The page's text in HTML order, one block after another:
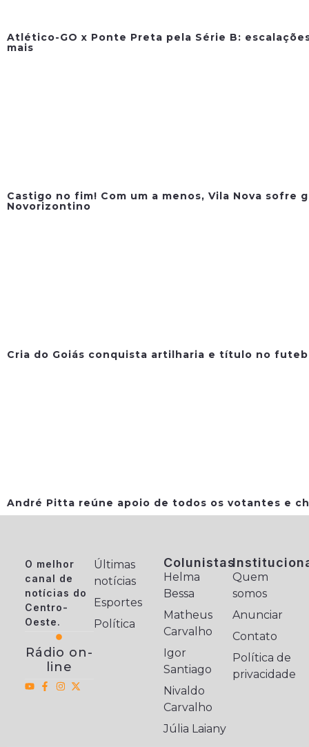
Atlético-GO x Ponte Preta pela Série B:
mais
Castigo no fim! Com um a menos, Vila Nova sofre
Novorizontino
Cria do Goiás conquista artilharia e título no
André Pitta reúne apoio de todos os votantes e
O melhor
canal de
notícias do
Centro-
Oeste.
Rádio on-
line
Últimas
notícias
Esportes
Política
Colunistas
Helma
Bessa
Matheus
Carvalho
Igor
Santiago
Nivaldo
Carvalho
Júlia Laiany
Quem
somos
Anunciar
Contato
Política de
privacidade